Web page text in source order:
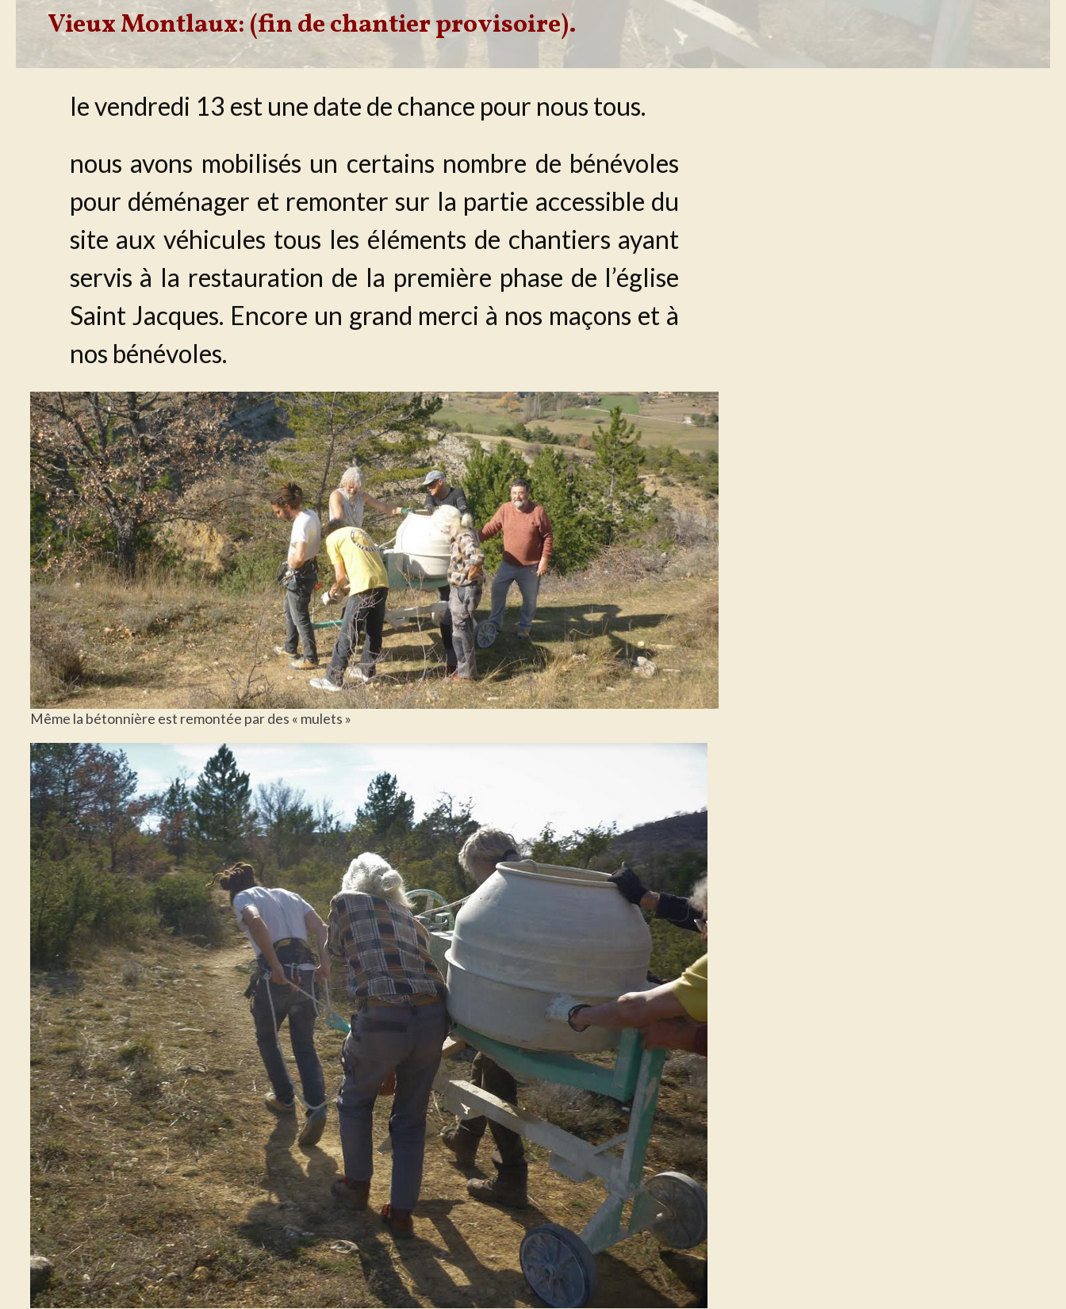
Vieux Montlaux: (fin de chantier provisoire).
le vendredi 13 est une date de chance pour nous tous.
nous avons mobilisés un certains nombre de bénévoles
pour déménager et remonter sur la partie accessible du
site aux véhicules tous les éléments de chantiers ayant
servis à la restauration de la première phase de l’église
Saint Jacques. Encore un grand merci à nos maçons et à
nos bénévoles.
Même la bétonnière est remontée par des « mulets »